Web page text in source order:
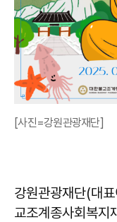
[사진=강원관광재단]
강원관광재단(대
교조계종사회복